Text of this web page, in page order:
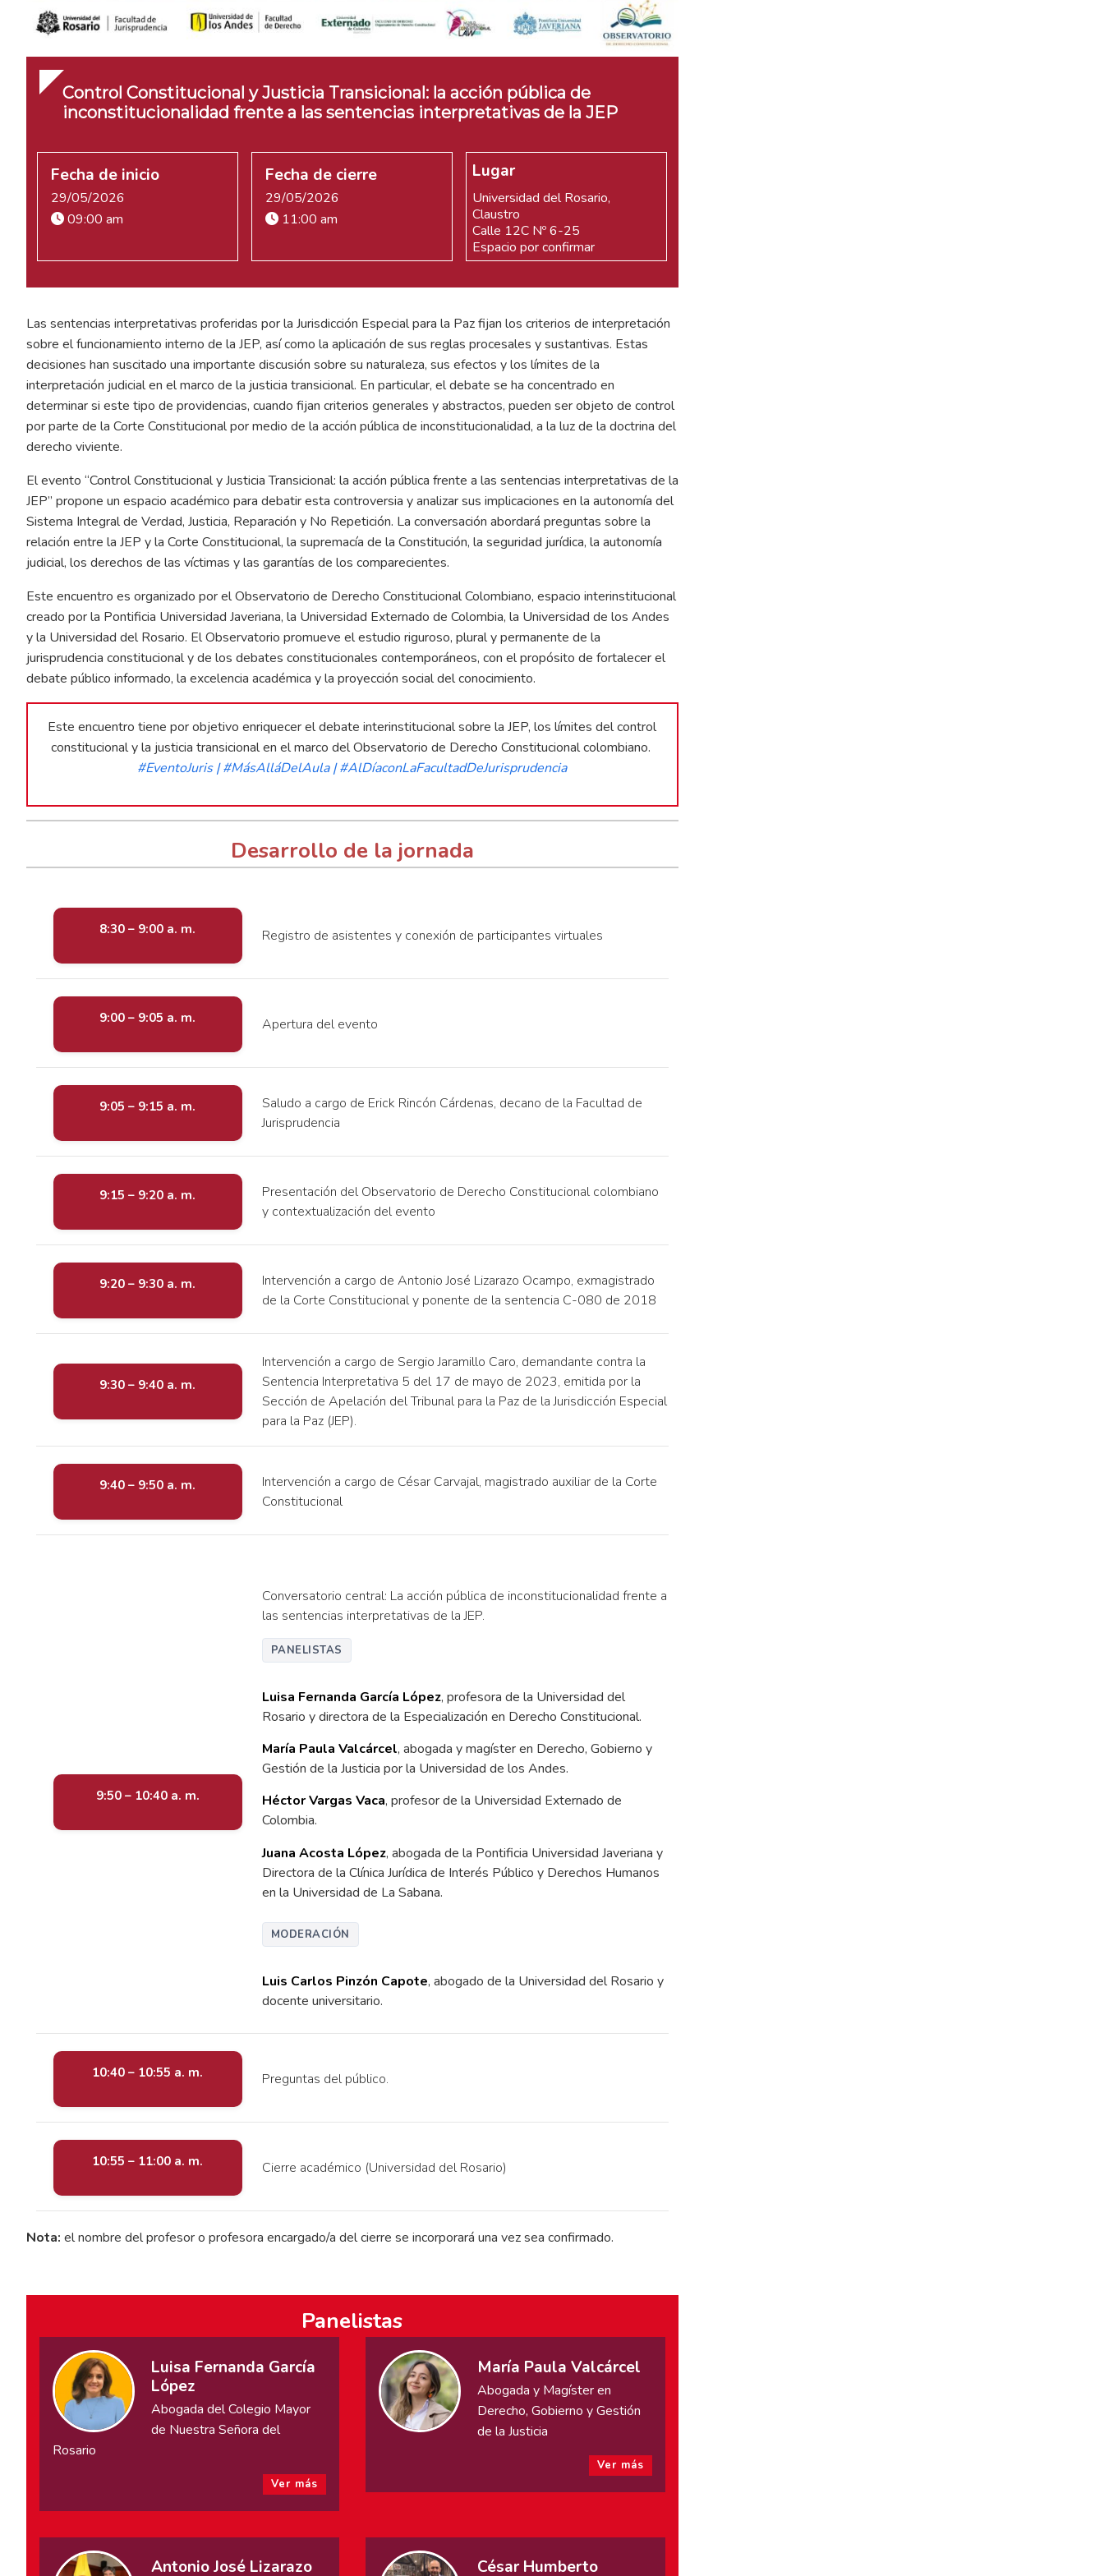
Control Constitucional y Justicia Transicional: la acción pública de
inconstitucionalidad frente a las sentencias interpretativas de la JEP
Fecha de inicio
29/05/2026
09:00 am
Fecha de cierre
29/05/2026
11:00 am
Lugar
Universidad del Rosario,
Claustro
Calle 12C Nº 6-25
Espacio por confirmar
Las sentencias interpretativas proferidas por la Jurisdicción Especial para la Paz fijan los criterios de interpretación
sobre el funcionamiento interno de la JEP, así como la aplicación de sus reglas procesales y sustantivas. Estas
decisiones han suscitado una importante discusión sobre su naturaleza, sus efectos y los límites de la
interpretación judicial en el marco de la justicia transicional. En particular, el debate se ha concentrado en
determinar si este tipo de providencias, cuando fijan criterios generales y abstractos, pueden ser objeto de control
por parte de la Corte Constitucional por medio de la acción pública de inconstitucionalidad, a la luz de la doctrina del
derecho viviente.
El evento “Control Constitucional y Justicia Transicional: la acción pública frente a las sentencias interpretativas de la
JEP” propone un espacio académico para debatir esta controversia y analizar sus implicaciones en la autonomía del
Sistema Integral de Verdad, Justicia, Reparación y No Repetición. La conversación abordará preguntas sobre la
relación entre la JEP y la Corte Constitucional, la supremacía de la Constitución, la seguridad jurídica, la autonomía
judicial, los derechos de las víctimas y las garantías de los comparecientes.
Este encuentro es organizado por el Observatorio de Derecho Constitucional Colombiano, espacio interinstitucional
creado por la Pontificia Universidad Javeriana, la Universidad Externado de Colombia, la Universidad de los Andes
y la Universidad del Rosario. El Observatorio promueve el estudio riguroso, plural y permanente de la
jurisprudencia constitucional y de los debates constitucionales contemporáneos, con el propósito de fortalecer el
debate público informado, la excelencia académica y la proyección social del conocimiento.
Este encuentro tiene por objetivo enriquecer el debate interinstitucional sobre la JEP, los límites del control
constitucional y la justicia transicional en el marco del Observatorio de Derecho Constitucional colombiano.
#EventoJuris | #MásAlláDelAula | #AlDíaconLaFacultadDeJurisprudencia
Desarrollo de la jornada
8:30 – 9:00 a. m. Registro de asistentes y conexión de participantes virtuales
9:00 – 9:05 a. m. Apertura del evento
9:05 – 9:15 a. m.
Saludo a cargo de Erick Rincón Cárdenas, decano de la Facultad de
Jurisprudencia
9:15 – 9:20 a. m.
Presentación del Observatorio de Derecho Constitucional colombiano
y contextualización del evento
9:20 – 9:30 a. m.
Intervención a cargo de Antonio José Lizarazo Ocampo, exmagistrado
de la Corte Constitucional y ponente de la sentencia C-080 de 2018
9:30 – 9:40 a. m.
Intervención a cargo de Sergio Jaramillo Caro, demandante contra la
Sentencia Interpretativa 5 del 17 de mayo de 2023, emitida por la
Sección de Apelación del Tribunal para la Paz de la Jurisdicción Especial
para la Paz (JEP).
9:40 – 9:50 a. m.
Intervención a cargo de César Carvajal, magistrado auxiliar de la Corte
Constitucional
9:50 – 10:40 a. m.
Conversatorio central: La acción pública de inconstitucionalidad frente a
las sentencias interpretativas de la JEP.
PANELISTAS
Luisa Fernanda García López, profesora de la Universidad del
Rosario y directora de la Especialización en Derecho Constitucional.
María Paula Valcárcel, abogada y magíster en Derecho, Gobierno y
Gestión de la Justicia por la Universidad de los Andes.
Héctor Vargas Vaca, profesor de la Universidad Externado de
Colombia.
Juana Acosta López, abogada de la Pontificia Universidad Javeriana y
Directora de la Clínica Jurídica de Interés Público y Derechos Humanos
en la Universidad de La Sabana.
MODERACIÓN
Luis Carlos Pinzón Capote, abogado de la Universidad del Rosario y
docente universitario.
10:40 – 10:55 a. m. Preguntas del público.
10:55 – 11:00 a. m. Cierre académico (Universidad del Rosario)
Nota: el nombre del profesor o profesora encargado/a del cierre se incorporará una vez sea confirmado.
Panelistas
Luisa Fernanda García
López
Abogada del Colegio Mayor
de Nuestra Señora del
Rosario
Ver más
María Paula Valcárcel
Abogada y Magíster en
Derecho, Gobierno y Gestión
de la Justicia
Ver más
Antonio José Lizarazo
César Humberto